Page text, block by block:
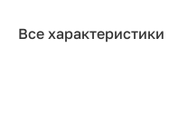
Все характеристики